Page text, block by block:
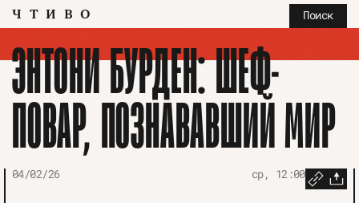
ЧТИВО Поиск
ЭНТОНИ БУРДЕН: ШЕФ-
ПОВАР, ПОЗНАВАВШИЙ МИР
04/02/26 ср, 12:00